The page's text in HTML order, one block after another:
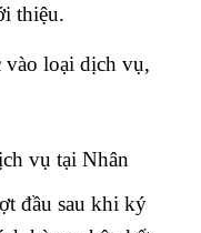
thiệu.
loại dịch vụ,
vụ tại Nhân
đầu sau khi ký